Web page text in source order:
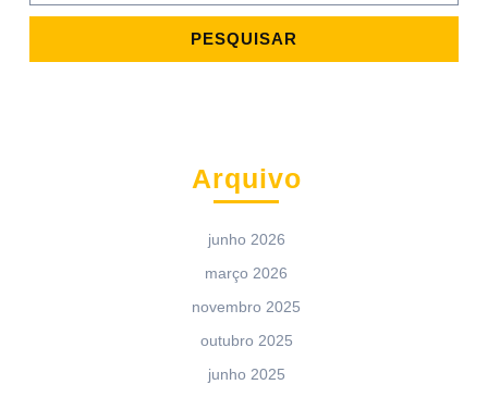
Arquivo
junho 2026
março 2026
novembro 2025
outubro 2025
junho 2025